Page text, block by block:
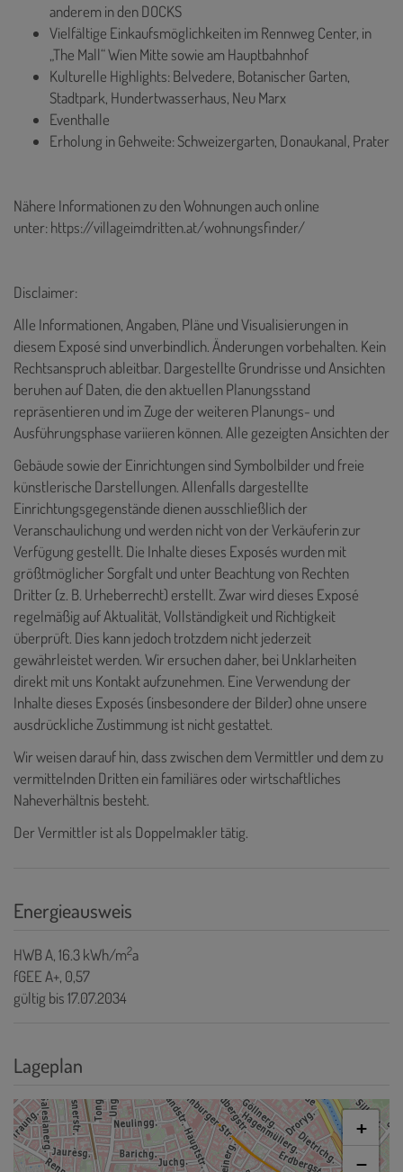
anderem in den DOCKS
Vielfältige Einkaufsmöglichkeiten im Rennweg Center, in
„The Mall“ Wien Mitte sowie am Hauptbahnhof
Kulturelle Highlights: Belvedere, Botanischer Garten,
Stadtpark, Hundertwasserhaus, Neu Marx
Eventhalle
Erholung in Gehweite: Schweizergarten, Donaukanal, Prater
Nähere Informationen zu den Wohnungen auch online
unter:https://villageimdritten.at/wohnungsfinder/
Disclaimer:
Alle Informationen, Angaben, Pläne und Visualisierungen in
diesem Exposé sind unverbindlich. Änderungen vorbehalten. Kein
Rechtsanspruch ableitbar. Dargestellte Grundrisse und Ansichten
beruhen auf Daten, die den aktuellen Planungsstand
repräsentieren und im Zuge der weiteren Planungs- und
Ausführungsphase variieren können. Alle gezeigten Ansichten der
Gebäude sowie der Einrichtungen sind Symbolbilder und freie
künstlerische Darstellungen. Allenfalls dargestellte
Einrichtungsgegenstände dienen ausschließlich der
Veranschaulichung und werden nicht von der Verkäuferin zur
Verfügung gestellt. Die Inhalte dieses Exposéswurden mit
größtmöglicher Sorgfalt und unter Beachtung von Rechten
Dritter (z. B. Urheberrecht) erstellt. Zwar wird dieses Exposé
regelmäßig auf Aktualität, Vollständigkeit und Richtigkeit
überprüft. Dies kann jedoch trotzdem nicht jederzeit
gewährleistet werden. Wir ersuchen daher, bei Unklarheiten
direkt mit uns Kontakt aufzunehmen. Eine Verwendung der
Inhalte dieses Exposés (insbesondere der Bilder) ohne unsere
ausdrückliche Zustimmung ist nicht gestattet.
Wir weisen darauf hin, dass zwischen dem Vermittler und dem zu
vermittelnden Dritten ein familiäres oder wirtschaftliches
Naheverhältnis besteht.
Der Vermittler ist als Doppelmakler tätig.
Energieausweis
HWBA, 16.3 kWh/m2a
fGEEA+, 0,57
gültig bis17.07.2034
Lageplan
+
−